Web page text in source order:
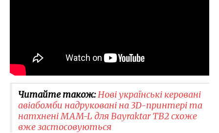
Читайте також:Нові українські керовані
авіабомби надруковані на 3D-принтері та
натхнені MAM-L для Bayraktar TB2 схоже
вже застосовуються